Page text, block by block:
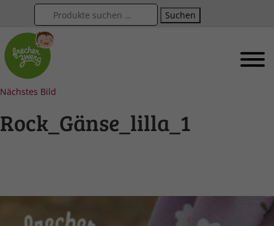
Suchen
Nächstes Bild
Rock_Gänse_lilla_1